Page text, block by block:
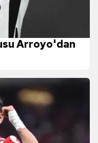
Arroyo'dan